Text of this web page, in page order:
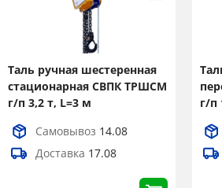
Таль ручная шестеренная
стационарная СВПК ТРШСМ
г/п 3,2 т, L=3 м
Самовывоз 14.08
Доставка 17.08
г/п